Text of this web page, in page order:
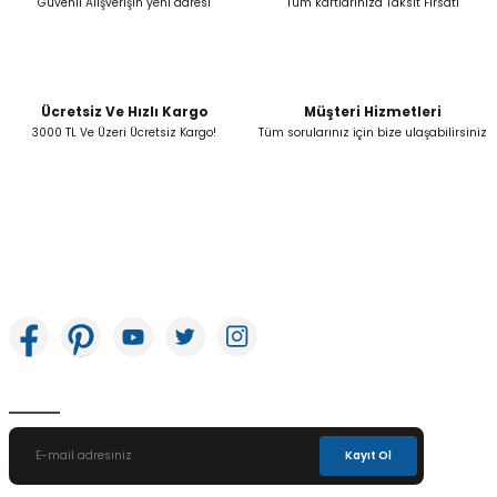
Gönder
Ücretsiz Ve Hızlı Kargo
3000 TL Ve Üzeri Ücretsiz Kargo!
Müşteri Hizmetleri
Tüm sorularınız için bize ulaşabilirsiniz
Kayıt Ol